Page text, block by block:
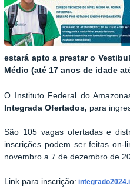
estará apto a prestar o
Médio (até 17 anos de idade
O Instituto Federal do
Integrada Ofertados, para
São 105 vagas ofertadas e
inscrições podem ser feitas on-
novembro a 7 de dezembro de
Link para inscrição: